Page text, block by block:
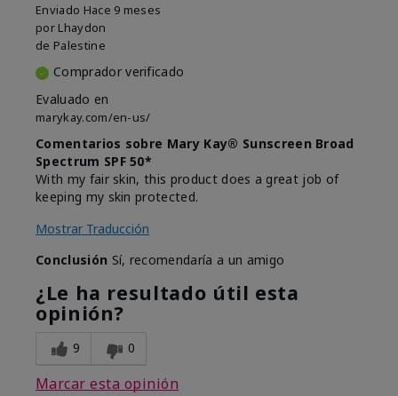
Enviado Hace 9 meses
por Lhaydon
de Palestine
Comprador verificado
Evaluado en
marykay.com/en-us/
Comentarios sobre Mary Kay® Sunscreen Broad
Spectrum SPF 50*
With my fair skin, this product does a great job of
keeping my skin protected.
Mostrar Traducción
Conclusión Sí, recomendaría a un amigo
¿Le ha resultado útil esta
opinión?
9 0
Marcar esta opinión